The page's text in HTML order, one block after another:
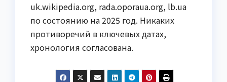
uk.wikipedia.org, rada.oporaua.org, lb.ua
по состоянию на 2025 год. Никаких
противоречий в ключевых датах,
хронология согласована.